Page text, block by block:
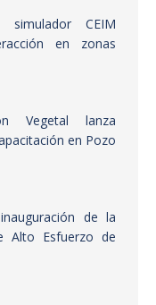
simulador CEIM
en zonas
Vegetal lanza
en Pozo
de la
Alto Esfuerzo de